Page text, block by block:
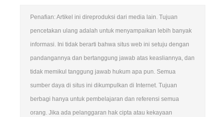
Penafian: Artikel ini direproduksi dari media lain. Tujuan
pencetakan ulang adalah untuk menyampaikan lebih banyak
informasi. Ini tidak berarti bahwa situs web ini setuju dengan
pandangannya dan bertanggung jawab atas keasliannya, dan
tidak memikul tanggung jawab hukum apa pun. Semua
sumber daya di situs ini dikumpulkan di Internet. Tujuan
berbagi hanya untuk pembelajaran dan referensi semua
orang. Jika ada pelanggaran hak cipta atau kekayaan